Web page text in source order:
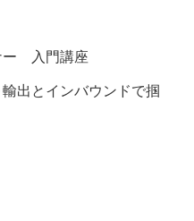
入門講座
出とインバウンドで掴